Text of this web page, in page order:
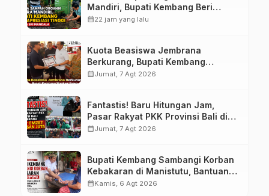
Mandiri, Bupati Kembang Beri
Apresiasi Tinggi Warga Sri
calendar_month22 jam yang lalu
Kuota Beasiswa Jembrana
Berkurang, Bupati Kembang
Siapkan Upaya Penambahan di
calendar_monthJumat, 7 Agt 2026
Fantastis! Baru Hitungan Jam,
Pasar Rakyat PKK Provinsi Bali di
Jembrana Raup Omzet Ratusan
calendar_monthJumat, 7 Agt 2026
Bupati Kembang Sambangi Korban
Kebakaran di Manistutu, Bantuan
Disalurkan untuk Ringankan Beban
calendar_monthKamis, 6 Agt 2026